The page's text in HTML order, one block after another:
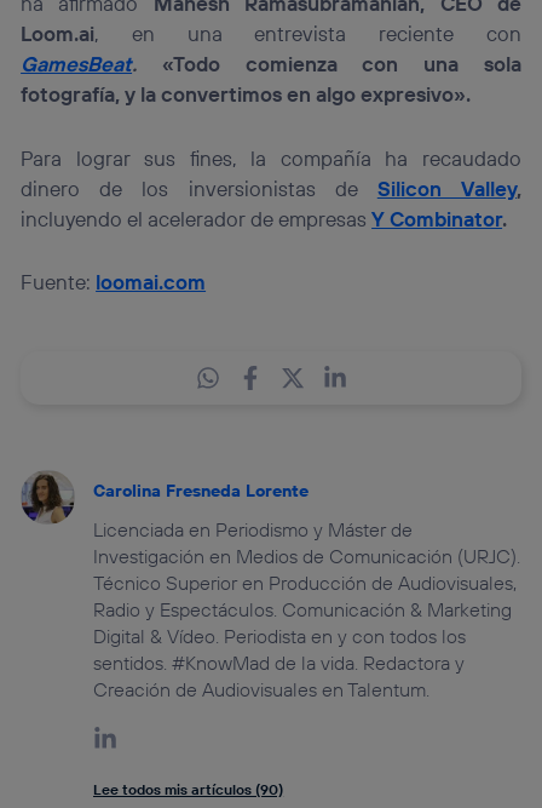
Loom.ai, en una entrevista reciente con
GamesBeat. «Todo comienza con una sola
fotografía, y la convertimos en algo expresivo».
Para lograr sus fines, la compañía ha recaudado
dinero de los inversionistas de Silicon Valley,
incluyendo el acelerador de empresasY Combinator.
Fuente: loomai.com
Carolina Fresneda Lorente
Licenciada en Periodismo y Máster de
Investigación en Medios de Comunicación (URJC).
Técnico Superior en Producción de Audiovisuales,
Radio y Espectáculos. Comunicación & Marketing
Digital & Vídeo. Periodista en y con todos los
sentidos. #KnowMad de la vida. Redactora y
Creación de Audiovisuales en Talentum.
Lee todos mis artículos (90)